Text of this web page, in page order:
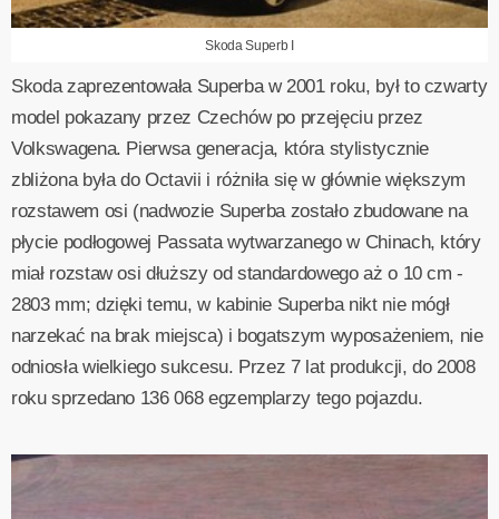
Skoda Superb I
Skoda zaprezentowała Superba w 2001 roku, był to czwarty
model pokazany przez Czechów po przejęciu przez
Volkswagena. Pierwsa generacja, która stylistycznie
zbliżona była do Octavii i różniła się w głównie większym
rozstawem osi (nadwozie Superba zostało zbudowane na
płycie podłogowej Passata wytwarzanego w Chinach, który
miał rozstaw osi dłuższy od standardowego aż o 10 cm -
2803 mm; dzięki temu, w kabinie Superba nikt nie mógł
narzekać na brak miejsca) i bogatszym wyposażeniem, nie
odniosła wielkiego sukcesu. Przez 7 lat produkcji, do 2008
roku sprzedano 136 068 egzemplarzy tego pojazdu.